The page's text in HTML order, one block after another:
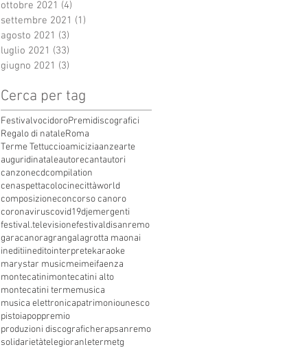
ottobre 2021 (4)
settembre 2021 (1)
agosto 2021 (3)
luglio 2021 (33)
giugno 2021 (3)
Cerca per tag
FestivalvocidoroPremidiscografici
Regalo di nataleRoma
Terme Tettuccioamiciziaanzearte
auguridinataleautorecantautori
canzonecdcompilation
cenaspettacolocinecittàworld
composizioneconcorso canoro
coronaviruscovid19djemergenti
festival.televisionefestivaldisanremo
garacanoragrangalagrotta maonai
ineditiineditointerpretekaraoke
marystar musicmeimeifaenza
montecatinimontecatini alto
montecatini termemusica
musica elettronicapatrimoniounesco
pistoiapoppremio
produzioni discograficherapsanremo
solidarietàtelegioranletermetg